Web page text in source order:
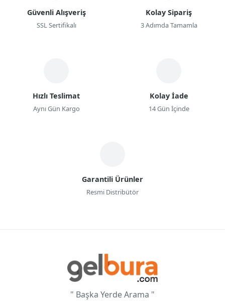
Güvenli Alışveriş
SSL Sertifikalı
Kolay Sipariş
3 Adımda Tamamla
Hızlı Teslimat
Aynı Gün Kargo
Kolay İade
14 Gün İçinde
Garantili Ürünler
Resmi Distribütör
" Başka Yerde Arama "